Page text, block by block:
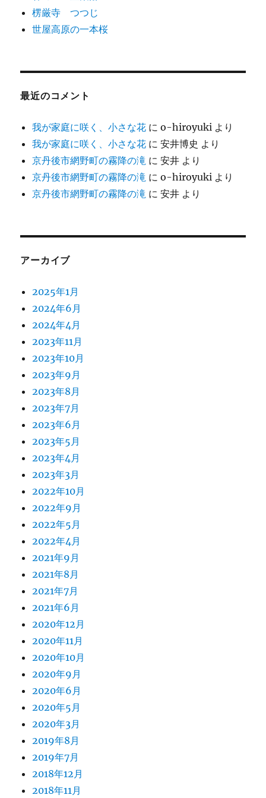
楞厳寺 つつじ
世屋高原の一本桜
最近のコメント
我が家庭に咲く、小さな花 にo-hiroyuki より
我が家庭に咲く、小さな花 に安井博史 より
京丹後市網野町の霧降の滝 に安井 より
京丹後市網野町の霧降の滝 にo-hiroyuki より
京丹後市網野町の霧降の滝 に安井 より
アーカイブ
2025年1月
2024年6月
2024年4月
2023年11月
2023年10月
2023年9月
2023年8月
2023年7月
2023年6月
2023年5月
2023年4月
2023年3月
2022年10月
2022年9月
2022年5月
2022年4月
2021年9月
2021年8月
2021年7月
2021年6月
2020年12月
2020年11月
2020年10月
2020年9月
2020年6月
2020年5月
2020年3月
2019年8月
2019年7月
2018年12月
2018年11月